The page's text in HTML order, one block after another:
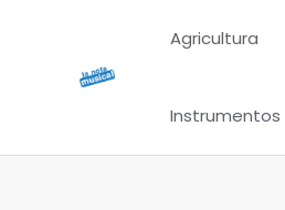
contenido
Agricultura
Instrumentos